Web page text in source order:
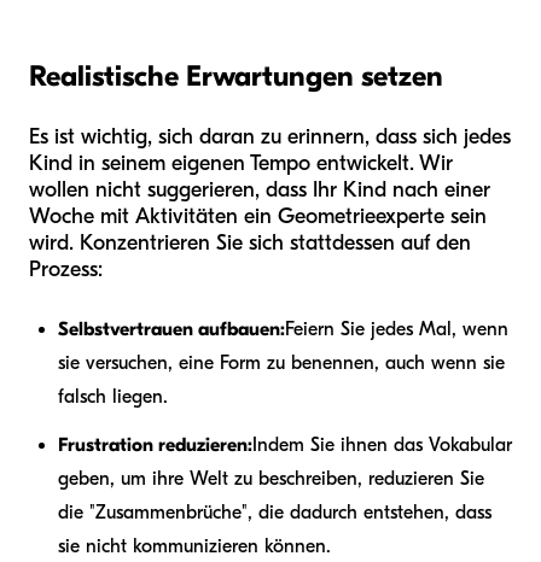
Realistische Erwartungen setzen
Es ist wichtig, sich daran zu erinnern, dass sich jedes
Kind in seinem eigenen Tempo entwickelt. Wir
wollen nicht suggerieren, dass Ihr Kind nach einer
Woche mit Aktivitäten ein Geometrieexperte sein
wird. Konzentrieren Sie sich stattdessen auf den
Prozess:
Selbstvertrauen aufbauen:Feiern Sie jedes Mal, wenn
sie versuchen, eine Form zu benennen, auch wenn sie
falsch liegen.
Frustration reduzieren: Indem Sie ihnen das Vokabular
geben, um ihre Welt zu beschreiben, reduzieren Sie
die "Zusammenbrüche", die dadurch entstehen, dass
sie nicht kommunizieren können.